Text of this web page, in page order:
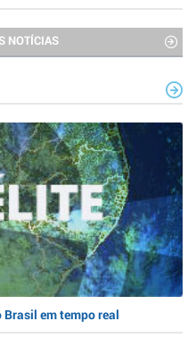
NOTÍCIAS
em tempo real